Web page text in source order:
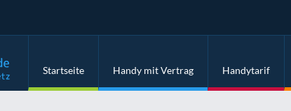
Startseite Handy mit Vertrag Handytarif